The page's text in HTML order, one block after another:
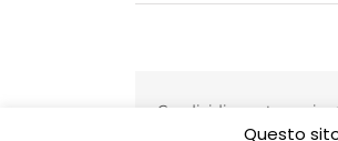
Condividi questa pagina:
Questo